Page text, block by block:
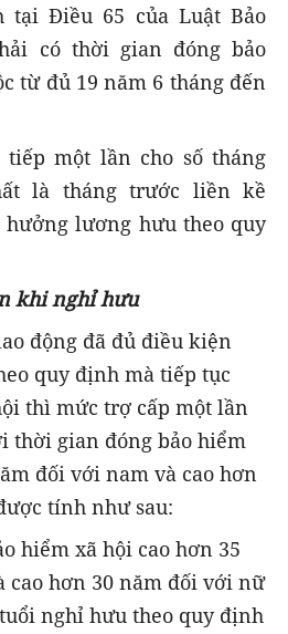
tại Điều 65 của Luật Bảo
có thời gian đóng bảo
từ đủ 19 năm 6 tháng đến
một lần cho số tháng
là tháng trước liền kề
lương hưu theo quy
khi nghỉ hưu
động đã đủ điều kiện
quy định mà tiếp tục
thì mức trợ cấp một lần
thời gian đóng bảo hiểm
đối với nam và cao hơn
tính như sau:
hiểm xã hội cao hơn 35
cao hơn 30 năm đối với nữ
nghỉ hưu theo quy định